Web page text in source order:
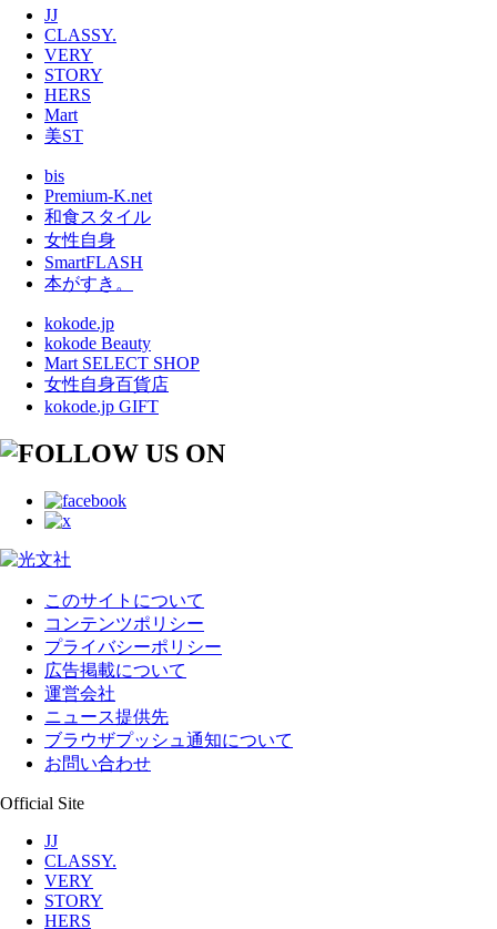
JJ
CLASSY.
VERY
STORY
HERS
Mart
美ST
bis
Premium-K.net
和食スタイル
女性自身
SmartFLASH
本がすき。
kokode.jp
kokode Beauty
Mart SELECT SHOP
女性自身百貨店
kokode.jp GIFT
このサイトについて
コンテンツポリシー
プライバシーポリシー
広告掲載について
運営会社
ニュース提供先
ブラウザプッシュ通知について
お問い合わせ
Official Site
JJ
CLASSY.
VERY
STORY
HERS